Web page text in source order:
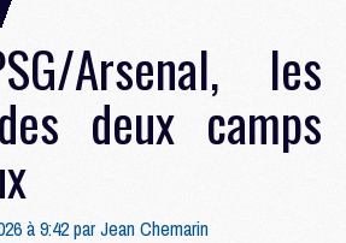
Arsenal, les
deux camps
à 9:42 parJean Chemarin